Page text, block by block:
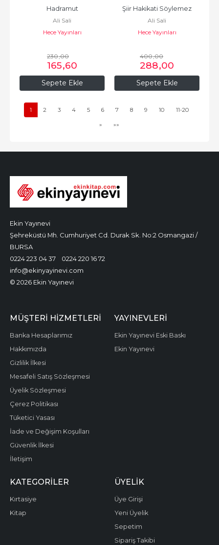
Sepete Ekle
Hadramut
Ali Sali
Hece Yayınları
230,00
165,60
Sepete Ekle
Şiir Hakikati Söylemez
Ali Sali
Hece Yayınları
400,00
288,00
1 2 3 4 5 6 7 8 9 10 11-20
» »»
Ekin Yayınevi
Şehreküstü Mh. Cumhuriyet Cd. Durak Sk. No:2 Osmangazi /
BURSA
0224 223 04 37
0224 220 16 72
info@ekinyayinevi.com
© 2026 Ekin Yayınevi
MÜŞTERI HIZMETLERI
Banka Hesaplarımız
Hakkımızda
Gizlilik İlkesi
Mesafeli Satış Sözleşmesi
Üyelik Sözleşmesi
Çerez Politikası
Tüketici Yasası
İade ve Değişim Koşulları
Güvenlik İlkesi
İletişim
YAYINEVLERI
Ekin Yayınevi Eski Baskı
Ekin Yayınevi
KATEGORILER
Kırtasiye
Kitap
ÜYELIK
Üye Girişi
Yeni Üyelik
Sepetim
Sipariş Takibi